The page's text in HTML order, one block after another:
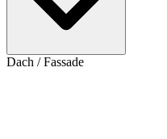
Dach / Fassade